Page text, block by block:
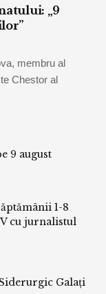
„9
membru al
Chestor al
9 august
1-8
cu jurnalistul
Galați